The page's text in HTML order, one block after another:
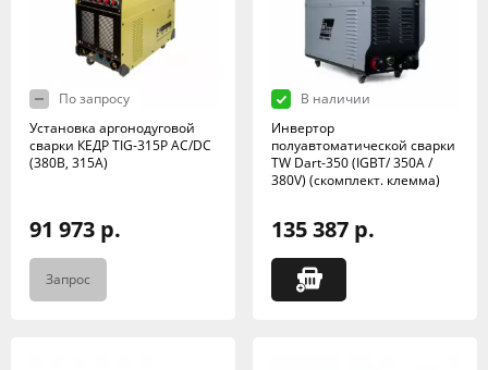
По запросу
Установка аргонодуговой
сварки КЕДР TIG-315P AC/DC
(380В, 315А)
91 973 р.
Запрос
В наличии
Инвертор
полуавтоматической сварки
TW Dart-350 (IGBT/ 350A /
380V) (скомплект. клемма)
135 387 р.